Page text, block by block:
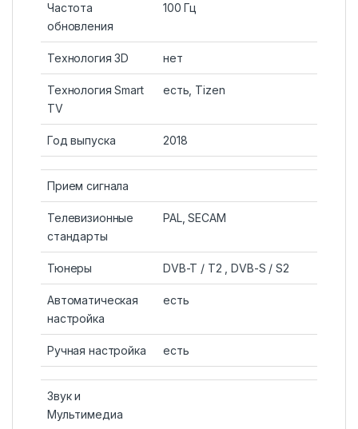
Частота
обновления
100 Гц
Технология 3D нет
Технология Smart
TV
есть, Tizen
Год выпуска 2018
Прием сигнала
Телевизионные
стандарты
PAL, SECAM
Тюнеры DVB-T / T2 , DVB-S / S2
Автоматическая
настройка
есть
Ручная настройка есть
Звук и
Мультимедиа